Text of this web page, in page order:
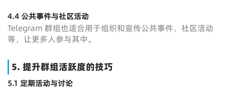
4.4 公共事件与社区活动
Telegram 群组也适合用于组织和宣传公共事件、社区活动
等，让更多人参与其中。
5. 提升群组活跃度的技巧
5.1 定期活动与讨论